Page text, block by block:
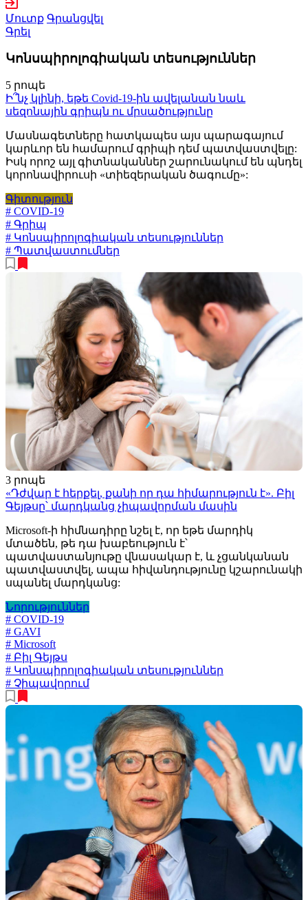
Մուտք Գրանցվել
Գրել
Կոնսպիրոլոգիական տեսություններ
5 րոպե
Ի՞նչ կլինի, եթե Covid-19-ին ավելանան նաև
սեզոնային գրիպն ու մրսածությունը
Մասնագետները հատկապես այս պարագայում
կարևոր են համարում գրիպի դեմ պատվաստվելը:
Իսկ որոշ այլ գիտնականներ շարունակում են պնդել
կորոնավիրուսի «տիեզերական ծագումը»:
Գիտություն
# COVID-19
# Գրիպ
# Կոնսպիրոլոգիական տեսություններ
# Պատվաստումներ
3 րոպե
«Դժվար է հերքել, քանի որ դա հիմարություն է». Բիլ
Գեյթսը՝ մարդկանց չիպավորման մասին
Microsoft-ի հիմնադիրը նշել է, որ եթե մարդիկ
մտածեն, թե դա խաբեություն է՝
պատվաստանյութը վնասակար է, և չցանկանան
պատվաստվել, ապա հիվանդությունը կշարունակի
սպանել մարդկանց:
Նորություններ
# COVID-19
# GAVI
# Microsoft
# Բիլ Գեյթս
# Կոնսպիրոլոգիական տեսություններ
# Չիպավորում